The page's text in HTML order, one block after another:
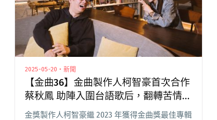
2025-05-20・新聞
【金曲36】金曲製作人柯智豪首次合作
蔡秋鳳 助陣入圍台語歌后，翻轉苦情印
象
金獎製作人柯智豪繼 2023 年獲得金曲獎最佳專輯